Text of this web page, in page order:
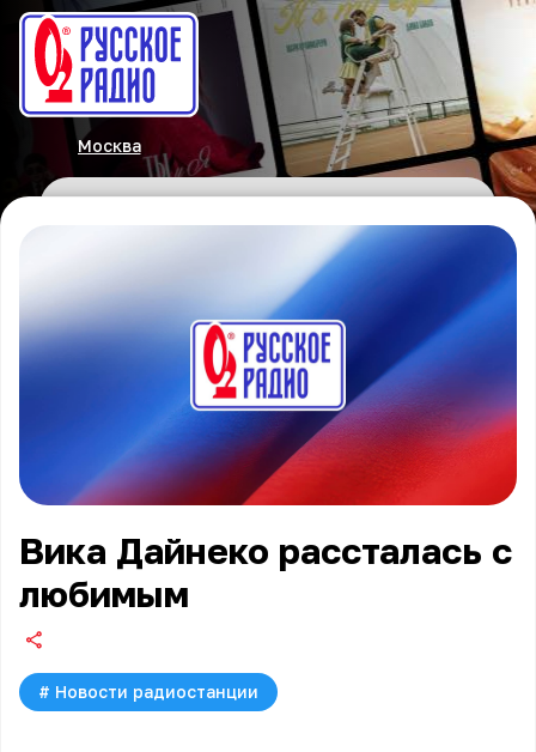
Москва
Вика Дайнеко рассталась с
любимым
# Новости радиостанции